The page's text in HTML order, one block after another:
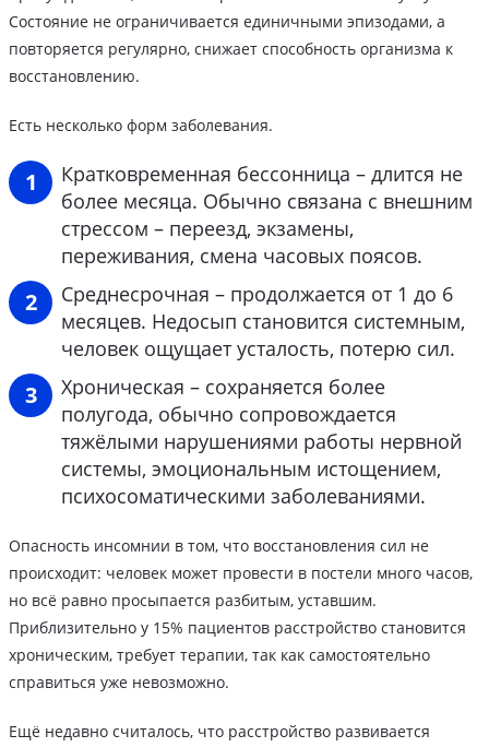
Состояние не ограничивается единичными эпизодами, а
повторяется регулярно, снижает способность организма к
восстановлению.
Есть несколько форм заболевания.
Кратковременная бессонница – длится не
более месяца. Обычно связана с внешним
стрессом – переезд, экзамены,
переживания, смена часовых поясов.
Среднесрочная – продолжается от 1 до 6
месяцев. Недосып становится системным,
человек ощущает усталость, потерю сил.
Хроническая – сохраняется более
полугода, обычно сопровождается
тяжёлыми нарушениями работы нервной
системы, эмоциональным истощением,
психосоматическими заболеваниями.
Опасность инсомнии в том, что восстановления сил не
происходит: человек может провести в постели много часов,
но всё равно просыпается разбитым, уставшим.
Приблизительно у 15% пациентов расстройство становится
хроническим, требует терапии, так как самостоятельно
справиться уже невозможно.
Ещё недавно считалось, что расстройство развивается